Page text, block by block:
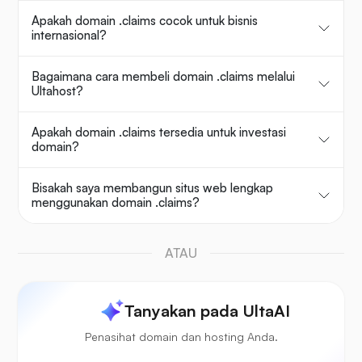
Apakah domain .claims cocok untuk bisnis
internasional?
Bagaimana cara membeli domain .claims melalui
Ultahost?
Apakah domain .claims tersedia untuk investasi
domain?
Bisakah saya membangun situs web lengkap
menggunakan domain .claims?
ATAU
Tanyakan pada UltaAI
Penasihat domain dan hosting Anda.